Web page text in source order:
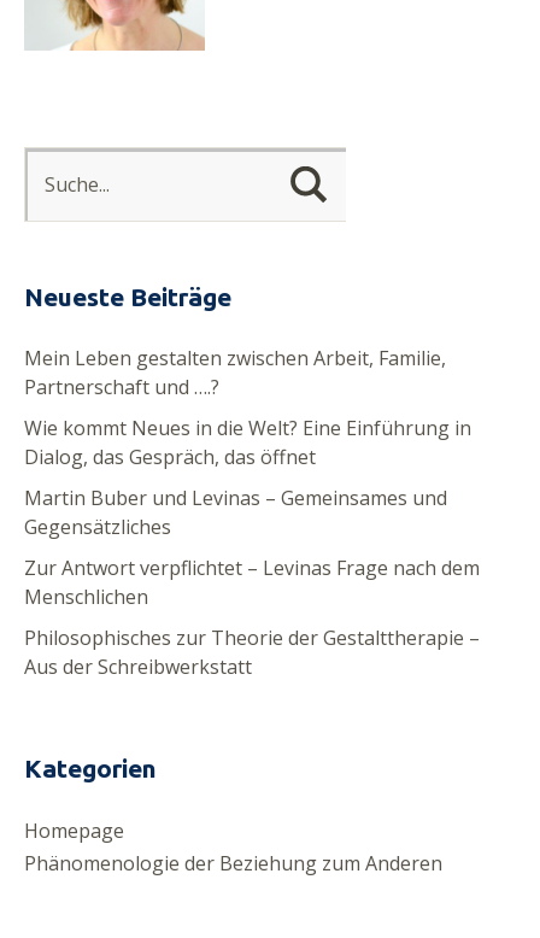
Neueste Beiträge
Mein Leben gestalten zwischen Arbeit, Familie,
Partnerschaft und ….?
Wie kommt Neues in die Welt? Eine Einführung in
Dialog, das Gespräch, das öffnet
Martin Buber und Levinas – Gemeinsames und
Gegensätzliches
Zur Antwort verpflichtet – Levinas Frage nach dem
Menschlichen
Philosophisches zur Theorie der Gestalttherapie –
Aus der Schreibwerkstatt
Kategorien
Homepage
Phänomenologie der Beziehung zum Anderen